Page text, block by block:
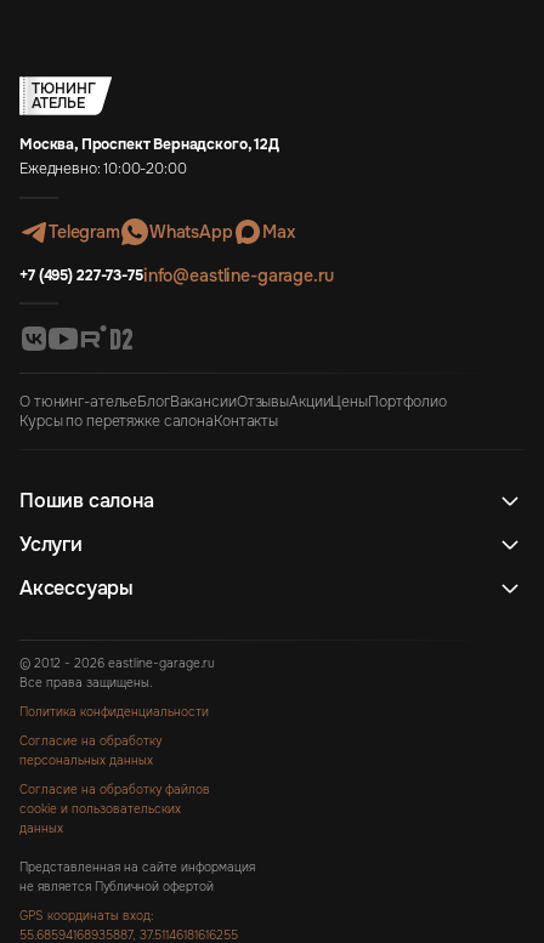
ТЮНИНГ
АТЕЛЬЕ
Москва, Проспект Вернадского, 12Д
Ежедневно: 10:00-20:00
Telegram WhatsApp Max
+7 (495) 227-73-75info@eastline-garage.ru
О тюнинг-ательеБлогВакансииОтзывыАкцииЦеныПортфолио
Курсы по перетяжке салонаКонтакты
Пошив салона
Услуги
Аксессуары
© 2012 - 2026 eastline-garage.ru
Все права защищены.
Политика конфиденциальности
Согласие на обработку
персональных данных
Согласие на обработку файлов
cookie и пользовательских
данных
Представленная на сайте информация
не является Публичной офертой
GPS координаты вход:
55.68594168935887, 37.51146181616255